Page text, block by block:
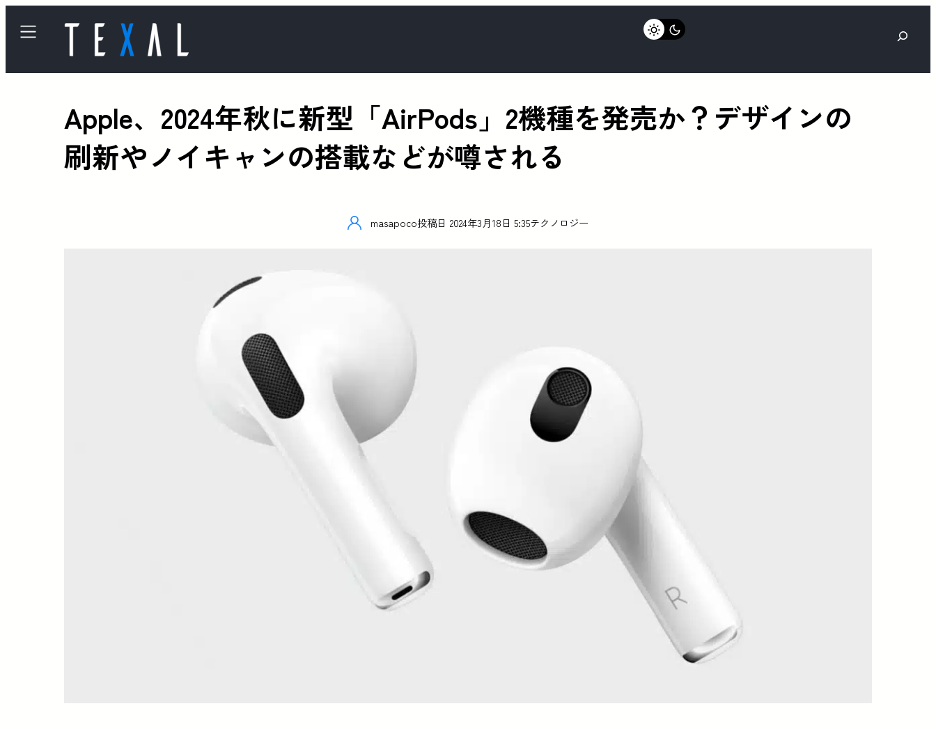
検
Apple、2024年秋に新型「AirPods」2機種を発売か？デザインの
刷新やノイキャンの搭載などが噂される
masapoco投稿日 2024年3月18日 5:35テクノロジー